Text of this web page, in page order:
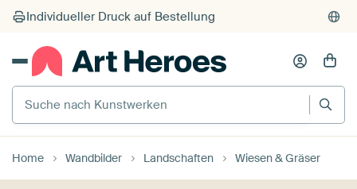
Suche nach Kunstwerken
Home Wandbilder Landschaften Wiesen & Gräser